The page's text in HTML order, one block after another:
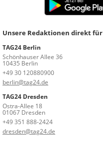
Unsere Redaktionen direkt
TAG24 Berlin
Schönhauser Allee 36
10435 Berlin
+49 30 120880900
berlin@tag24.de
TAG24 Dresden
Ostra-Allee 18
01067 Dresden
+49 351 888-2424
dresden@tag24.de